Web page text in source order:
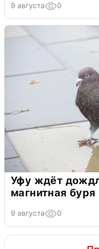
9 августа 0
Уфу ждёт
магнитная буря
9 августа 0